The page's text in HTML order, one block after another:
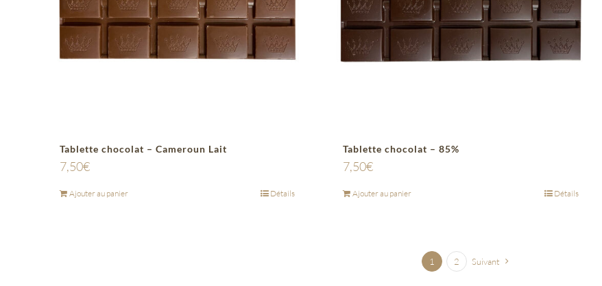
Tablette chocolat – Cameroun Lait
7,50€
Ajouter au panier Détails
Tablette chocolat – 85%
7,50€
Ajouter au panier Détails
1 2 Suivant